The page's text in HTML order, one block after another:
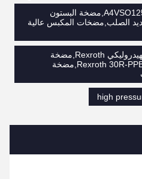
مضخة هيدروليكية A4VSO125 Rexroth,مضخة البستون
الصلب,مضخات المكبس عالية
A4FO125 مضخة المكبس الهيدروليكي Rexroth,مضخة
البستون الهيدروليكية Rexroth 30R-PPB25N00,مضخة
high